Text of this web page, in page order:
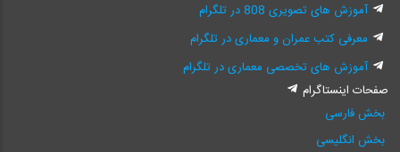
آموزش های تصویری 808 در تلگرام
معرفی کتب عمران و معماری در تلگرام
آموزش های تخصصی معماری در تلگرام
صفحات اینستاگرام
بخش فارسی
بخش انگلیسی